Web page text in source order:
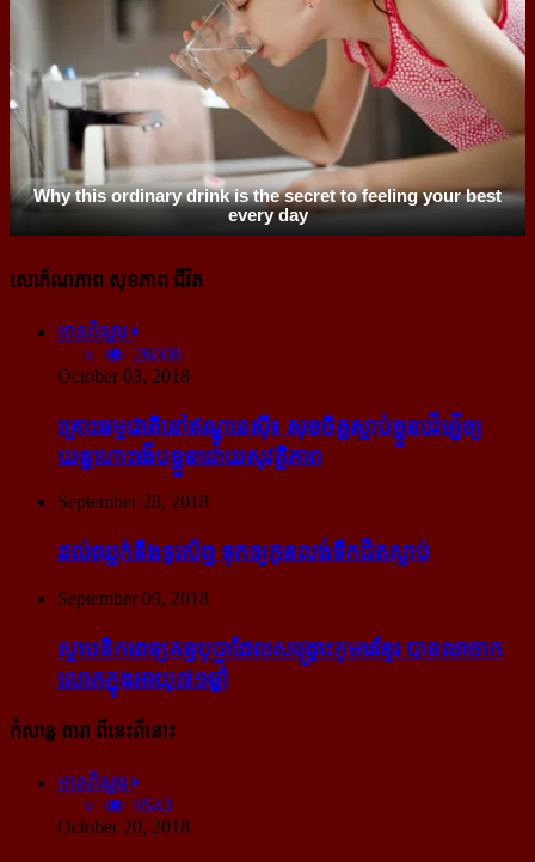
សោភ័ណភាព សុខភាព ជីវិត
អានពិស្ដារ
26008
October 03, 2018
គ្រោះធម្មជាតិនៅឥណ្ឌូនេស៊ី៖ សុខចិត្ត​ស្លាប់​ខ្លួន​ដើម្បី​ឲ្យ​
យន្ដហោះ​ងើប​ខ្លួន​ដោយ​សុវត្ថិភាព
September 28, 2018
រវល់​ឈ្លក់​នឹង​ទូរស័ព្ទ ទុក​ឲ្យ​កូន​លង់​ទឹក​ជិត​ស្លាប់
September 09, 2018
ស្ថាបនិក​ពេទ្យ​គន្ធបុប្ផា​ដែល​សង្គ្រោះ​កុមារ​ខ្មែរ​ បាន​លាចាក​
លោក​ក្នុង​អាយុ​៧១ឆ្នាំ
កំសាន្ដ តារា ពីនេះពីនោះ
អានពិស្ដារ
9543
October 20, 2018